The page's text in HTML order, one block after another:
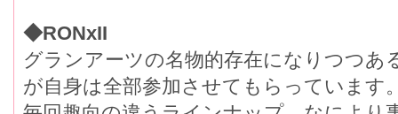
◆RONxII
グランアーツの名物的存在になりつつあ
が自身は全部参加させてもらっています